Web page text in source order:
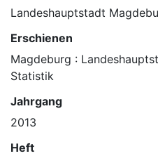
Landeshauptstadt
Erschienen
Magdeburg :
Statistik
Jahrgang
2013
Heft